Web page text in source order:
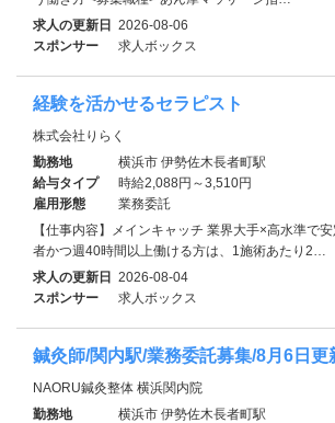
求人の更新日 2026-08-06
スポンサー
求人ボックス
経験を活かせるセラピスト
株式会社りらく
勤務地
横浜市 伊勢佐木長者町駅
給与タイプ
時給2,088円～3,510円
雇用形態
業務委託
【仕事内容】メインキャッチ 業界大手×高水準で
者かつ週40時間以上働ける方は、1施術あたり2…
求人の更新日 2026-08-04
スポンサー
求人ボックス
鍼灸師/関内駅/業務委託募集/8月6日更
NAORU鍼灸整体 横浜関内院
勤務地
横浜市 伊勢佐木長者町駅